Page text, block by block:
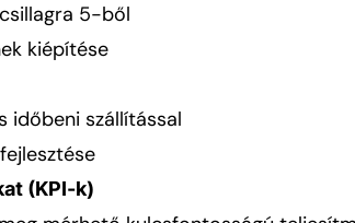
5-ből
kiépítése
időbeni szállítással
(KPI-k)